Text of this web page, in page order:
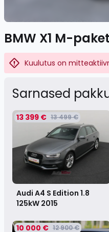
BMW X1 M-
Kuulutus on
Sarnased
13 399 € 13 499 €
Audi A4 S Edition 1.8
125kW 2015
10 000 € 12 900 €